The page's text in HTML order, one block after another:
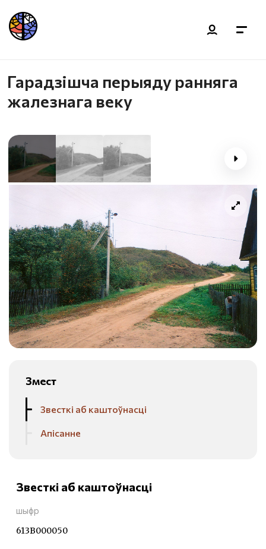
Гарадзішча перыяду ранняга
жалезнага веку
Змест
Звесткі аб каштоўнасці
Апісанне
Звесткі аб каштоўнасці
шыфр
613В000050